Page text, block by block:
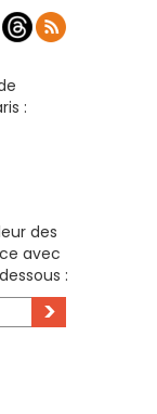
:
des
avec
:
>